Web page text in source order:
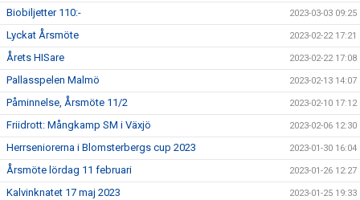
Biobiljetter 110:- 2023-03-03 09:25
Lyckat Årsmöte 2023-02-22 17:21
Årets HISare 2023-02-22 17:08
Pallasspelen Malmö 2023-02-13 14:07
Påminnelse, Årsmöte 11/2 2023-02-10 17:12
Friidrott: Mångkamp SM i Växjö 2023-02-06 12:30
Herrseniorerna i Blomsterbergs cup 2023 2023-01-30 16:04
Årsmöte lördag 11 februari 2023-01-26 12:27
Kalvinknatet 17 maj 2023 2023-01-25 19:33